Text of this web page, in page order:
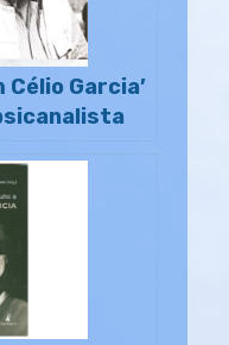
Célio Garcia’